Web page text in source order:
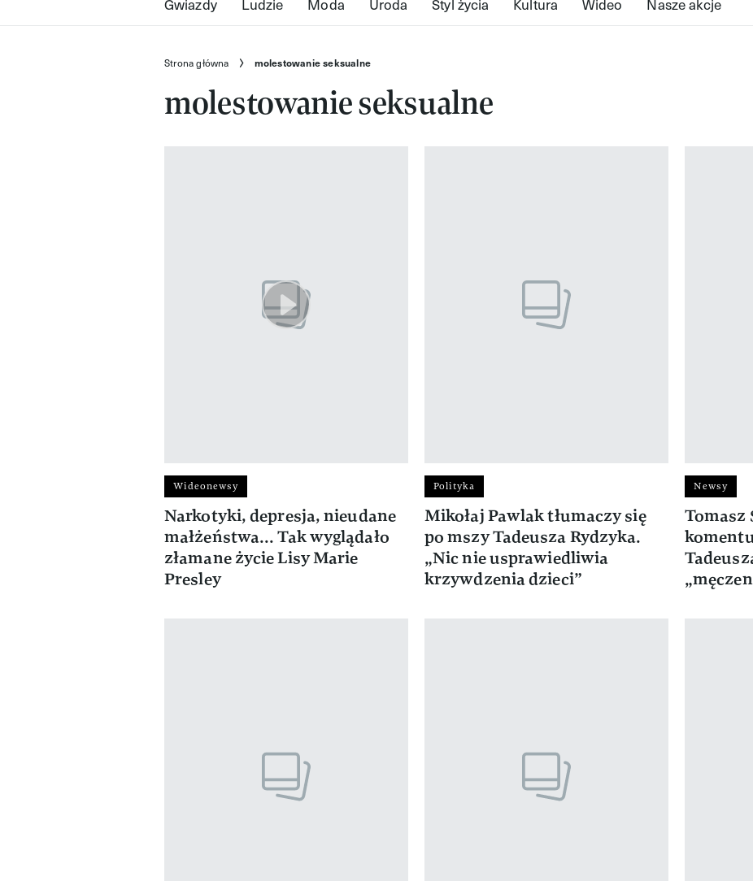
Strona główna molestowanie seksualne
molestowanie seksualne
Wideonewsy
Narkotyki, depresja, nieudane
małżeństwa... Tak wyglądało
złamane życie Lisy Marie
Presley
Polityka
Mikołaj Pawlak tłumaczy się
po mszy Tadeusza Rydzyka.
„Nic nie usprawiedliwia
krzywdzenia dzieci”
Newsy
Tomasz